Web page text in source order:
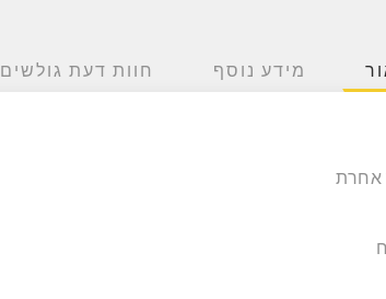
מידע נוסף חוות דעת גולשים
אחרת